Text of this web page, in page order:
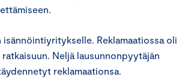
Reklamaatiossa oli
Neljä lausunnonpyytäjän
reklamaationsa.